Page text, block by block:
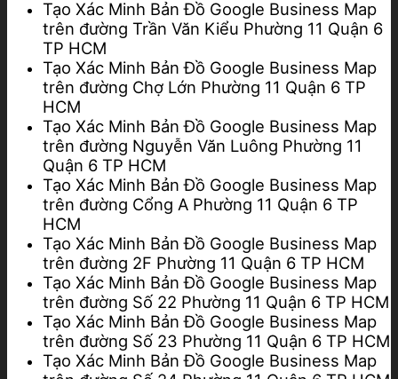
Tạo Xác Minh Bản Đồ Google Business Map
trên đường Trần Văn Kiểu Phường 11 Quận 6
TP HCM
Tạo Xác Minh Bản Đồ Google Business Map
trên đường Chợ Lớn Phường 11 Quận 6 TP
HCM
Tạo Xác Minh Bản Đồ Google Business Map
trên đường Nguyễn Văn Luông Phường 11
Quận 6 TP HCM
Tạo Xác Minh Bản Đồ Google Business Map
trên đường Cổng A Phường 11 Quận 6 TP
HCM
Tạo Xác Minh Bản Đồ Google Business Map
trên đường 2F Phường 11 Quận 6 TP HCM
Tạo Xác Minh Bản Đồ Google Business Map
trên đường Số 22 Phường 11 Quận 6 TP HCM
Tạo Xác Minh Bản Đồ Google Business Map
trên đường Số 23 Phường 11 Quận 6 TP HCM
Tạo Xác Minh Bản Đồ Google Business Map